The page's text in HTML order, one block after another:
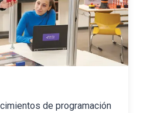
de programación